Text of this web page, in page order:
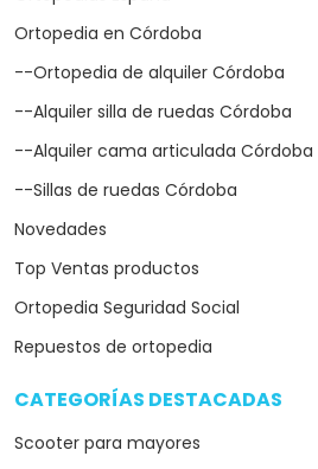
Ortopedia en Córdoba
--Ortopedia de alquiler Córdoba
--Alquiler silla de ruedas Córdoba
--Alquiler cama articulada Córdoba
--Sillas de ruedas Córdoba
Novedades
Top Ventas productos
Ortopedia Seguridad Social
Repuestos de ortopedia
CATEGORÍAS DESTACADAS
Scooter para mayores